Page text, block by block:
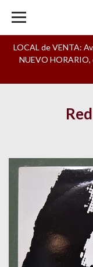
LOCAL de VENTA:
NUEVO HORARIO,